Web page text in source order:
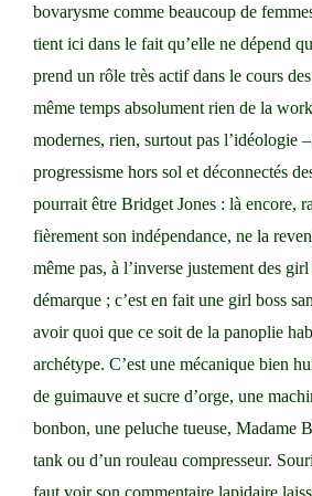
bovarysme comme beaucoup de
tient ici dans le fait qu’elle ne dépend
prend un rôle très actif dans le cours
même temps absolument rien de la
modernes, rien, surtout pas l’idéologie
progressisme hors sol et déconnectés
pourrait être Bridget Jones : là encore,
fièrement son indépendance, ne la
même pas, à l’inverse justement des
démarque ; c’est en fait une girl boss
avoir quoi que ce soit de la panoplie
archétype. C’est une mécanique bien
de guimauve et sucre d’orge, une
bonbon, une peluche tueuse, Madame
tank ou d’un rouleau compresseur.
faut voir son commentaire lapidaire